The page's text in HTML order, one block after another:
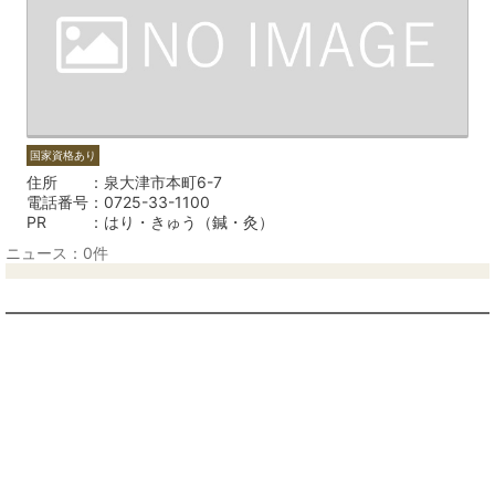
国家資格あり
住所
泉大津市本町6-7
電話番号
0725-33-1100
PR
はり・きゅう（鍼・灸）
ニュース：0件